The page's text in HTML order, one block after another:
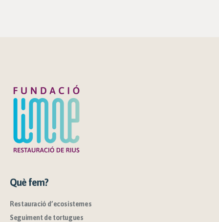
Què fem?
Restauració d’ecosistemes
Seguiment de tortugues